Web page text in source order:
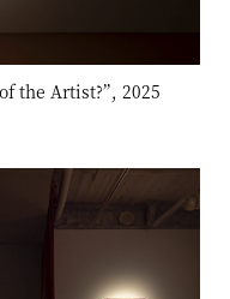
the Artist?”, 2025